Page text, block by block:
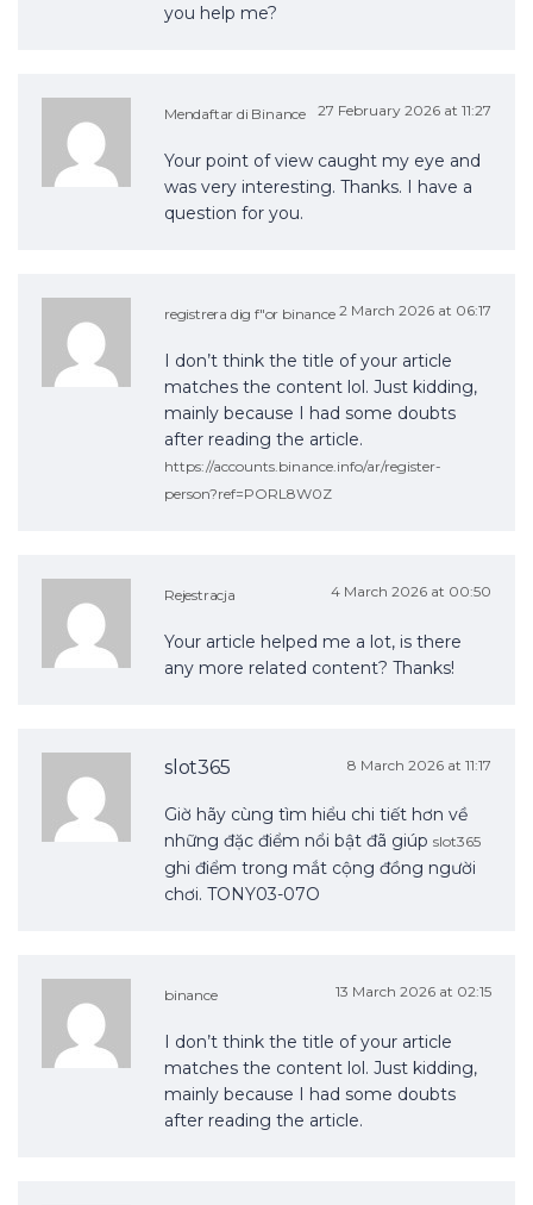
you help me?
Mendaftar di Binance 27 February 2026 at 11:27
Your point of view caught my eye and
was very interesting. Thanks. I have a
question for you.
registrera dig f"or binance 2 March 2026 at 06:17
I don’t think the title of your article
matches the content lol. Just kidding,
mainly because I had some doubts
after reading the article.
https://accounts.binance.info/ar/register-
person?ref=PORL8W0Z
Rejestracja 4 March 2026 at 00:50
Your article helped me a lot, is there
any more related content? Thanks!
slot365 8 March 2026 at 11:17
Giờ hãy cùng tìm hiểu chi tiết hơn về
những đặc điểm nổi bật đã giúp slot365
ghi điểm trong mắt cộng đồng người
chơi. TONY03-07O
binance 13 March 2026 at 02:15
I don’t think the title of your article
matches the content lol. Just kidding,
mainly because I had some doubts
after reading the article.